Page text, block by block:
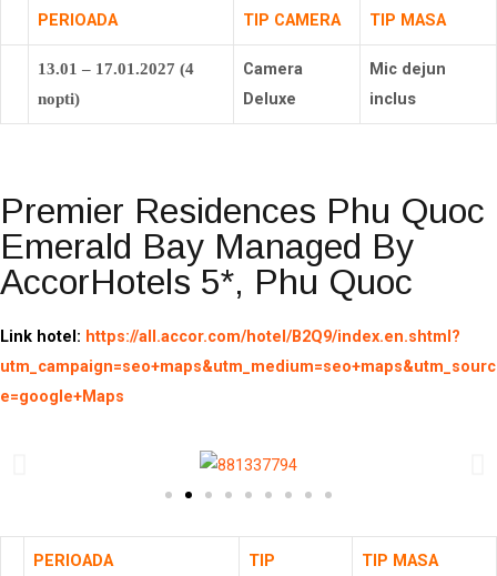
PERIOADA TIP CAMERA TIP MASA
13.01 – 17.01.2027 (4
nopti)
Camera
Deluxe
Mic dejun
inclus
Premier Residences Phu Quoc
Emerald Bay Managed By
AccorHotels 5*, Phu Quoc
Link hotel: https://all.accor.com/hotel/B2Q9/index.en.shtml?
utm_campaign=seo+maps&utm_medium=seo+maps&utm_sourc
e=google+Maps
PERIOADA
TIP
TIP MASA